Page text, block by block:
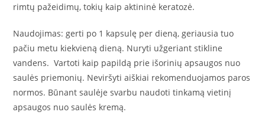
rimtų pažeidimų, tokių kaip aktininė keratozė.
Naudojimas: gerti po 1 kapsulę per dieną, geriausia tuo
pačiu metu kiekvieną dieną. Nuryti užgeriant stikline
vandens. Vartoti kaip papildą prie išorinių apsaugos nuo
saulės priemonių. Neviršyti aiškiai rekomenduojamos paros
normos. Būnant saulėje svarbu naudoti tinkamą vietinį
apsaugos nuo saulės kremą.